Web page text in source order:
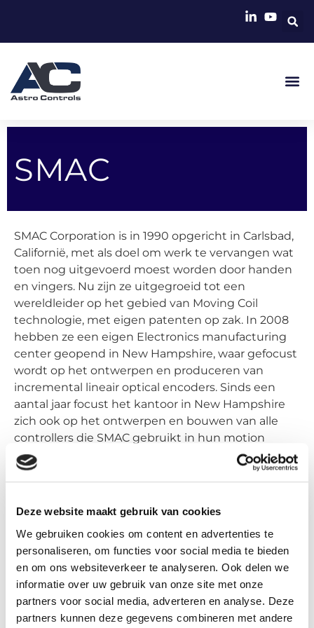
Deze website maakt gebruik van cookies
We gebruiken cookies om content en advertenties te
personaliseren, om functies voor social media te bieden
en om ons websiteverkeer te analyseren. Ook delen we
informatie over uw gebruik van onze site met onze
partners voor social media, adverteren en analyse. Deze
partners kunnen deze gegevens combineren met andere
SMAC
SMAC Corporation is in 1990 opgericht in Carlsbad,
Californië, met als doel om werk te vervangen wat
toen nog uitgevoerd moest worden door handen
en vingers. Nu zijn ze uitgegroeid tot een
wereldleider op het gebied van Moving Coil
technologie, met eigen patenten op zak. In 2008
hebben ze een eigen Electronics manufacturing
center geopend in New Hampshire, waar gefocust
wordt op het ontwerpen en produceren van
incremental lineair optical encoders. Sinds een
aantal jaar focust het kantoor in New Hampshire
zich ook op het ontwerpen en bouwen van alle
controllers die SMAC gebruikt in hun motion
control systemen. Ze integreren ook roterende
motoren en encoders voor de actuator groep in
Deelektrische cilindersvan SMAC onderscheiden
zich doordat ze zowel op zeer hoge als lage
snelheid accuraat kunnen functioneren. Hun
zogeheten Soft-Land zorgt voor deze accurate
positionering zonder deze verstoren.
Daar waar tijdsbesparing nodig is, zijn de